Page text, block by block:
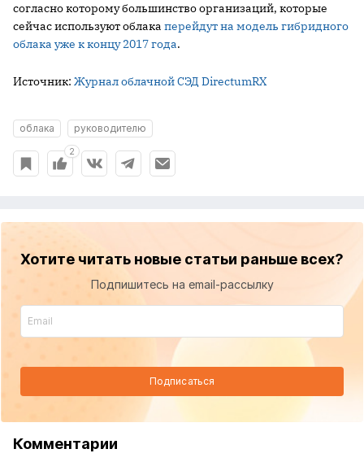
согласно которому большинство организаций, которые
сейчас используют облака перейдут на модель гибридного
облака уже к концу 2017 года.
Источник: Журнал облачной СЭД DirectumRX
облака руководителю
2
Хотите читать новые статьи раньше всех?
Подпишитесь на email-рассылку
Подписаться
Комментарии